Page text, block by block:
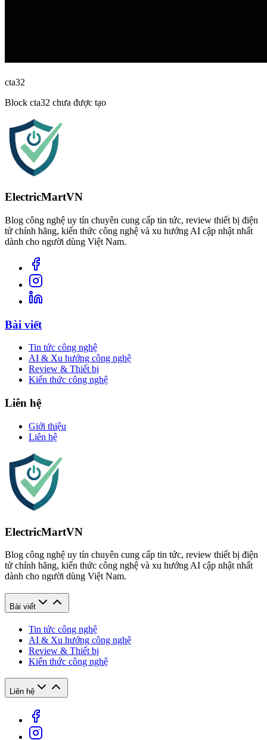
cta32
Block cta32 chưa được tạo
ElectricMartVN
Blog công nghệ uy tín chuyên cung cấp tin tức, review thiết bị điện
tử chính hãng, kiến thức công nghệ và xu hướng AI cập nhật nhất
dành cho người dùng Việt Nam.
Bài viết
Tin tức công nghệ
AI & Xu hướng công nghệ
Review & Thiết bị
Kiến thức công nghệ
Liên hệ
Giới thiệu
Liên hệ
ElectricMartVN
Blog công nghệ uy tín chuyên cung cấp tin tức, review thiết bị điện
tử chính hãng, kiến thức công nghệ và xu hướng AI cập nhật nhất
dành cho người dùng Việt Nam.
Bài viết
Tin tức công nghệ
AI & Xu hướng công nghệ
Review & Thiết bị
Kiến thức công nghệ
Liên hệ